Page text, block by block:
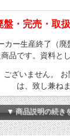
盤・完売・取
カー生産終了（
品です。資料と
ございません。
は、致し兼ねま
、彫刻で地の真
イドユニットの
ゴ。普段遣いに
▼ 商品説明の続き